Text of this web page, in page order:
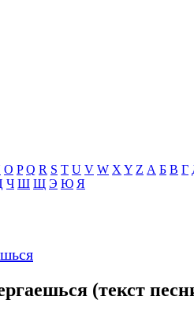
O P Q R S T U V W X Y Z А Б В Г
Ч Ш Щ Э Ю Я
(текст